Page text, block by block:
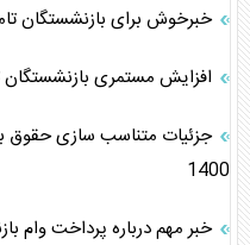
خبرخوش برای بازنشستگان
افزایش مستمری بازنشستگان
جزئیات متناسب سازی حقوق
1400
خبر مهم درباره پرداخت وام